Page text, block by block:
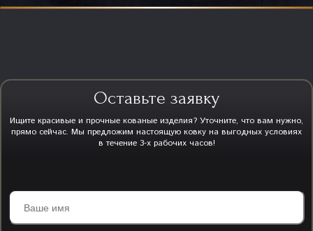
Оставьте заявку
Ищите красивые и прочные кованые изделия? Уточните, что вам нужно,
прямо сейчас. Мы предложим настоящую ковку на выгодных условиях
в течение 3-х рабочих часов!